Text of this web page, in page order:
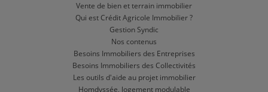
Vente de bien et terrain immobilier
Qui est Crédit Agricole Immobilier ?
Gestion Syndic
Nos contenus
Besoins Immobiliers des Entreprises
Besoins Immobiliers des Collectivités
Les outils d'aide au projet immobilier
Homdyssée, logement modulable